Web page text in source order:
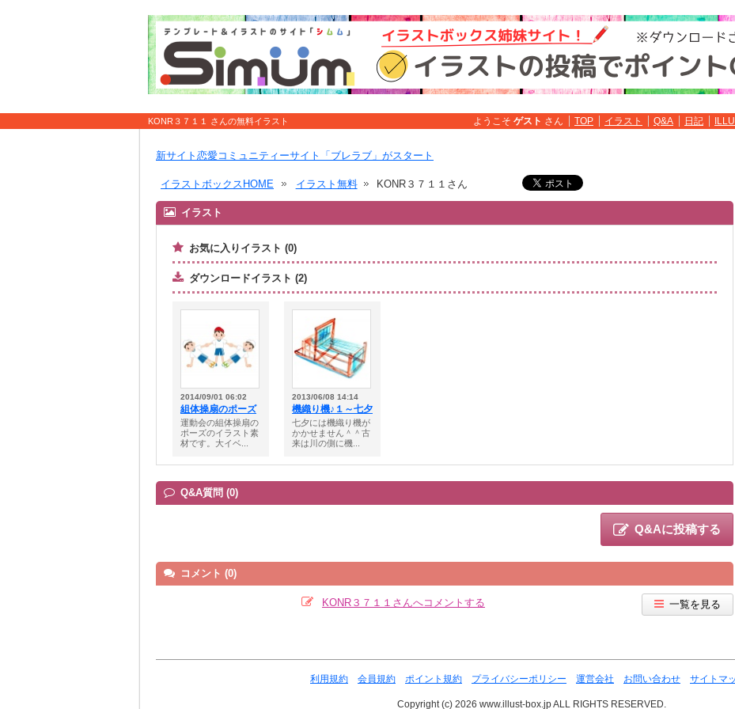
KONR３７１１ さんの無料イラスト ようこそ ゲスト さん TOP イラスト Q&A 日記
新サイト恋愛コミュニティーサイト「ブレラブ」がスタート
イラストボックスHOME イラスト無料 KONR３７１１さん
イラスト
お気に入りイラスト (0)
ダウンロードイラスト (2)
2014/09/01 06:02
組体操扇のポーズ
運動会の組体操扇の
ポーズのイラスト素
材です。大イベ...
2013/06/08 14:14
機織り機♪１～七夕
七夕には機織り機が
かかせません＾＾古
来は川の側に機...
Q&A質問 (0)
Q&Aに投稿する
コメント (0)
KONR３７１１さんへコメントする 一覧を見る
利用規約 会員規約 ポイント規約 プライバシーポリシー 運営会社 お問い合わせ サイトマ
Copyright (c) 2026 www.illust-box.jp ALL RIGHTS RESERVED.